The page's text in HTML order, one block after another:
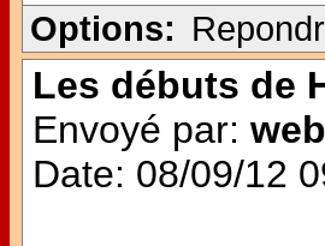
Options:
Les débuts de
Envoyé par:
Date: 08/09/12